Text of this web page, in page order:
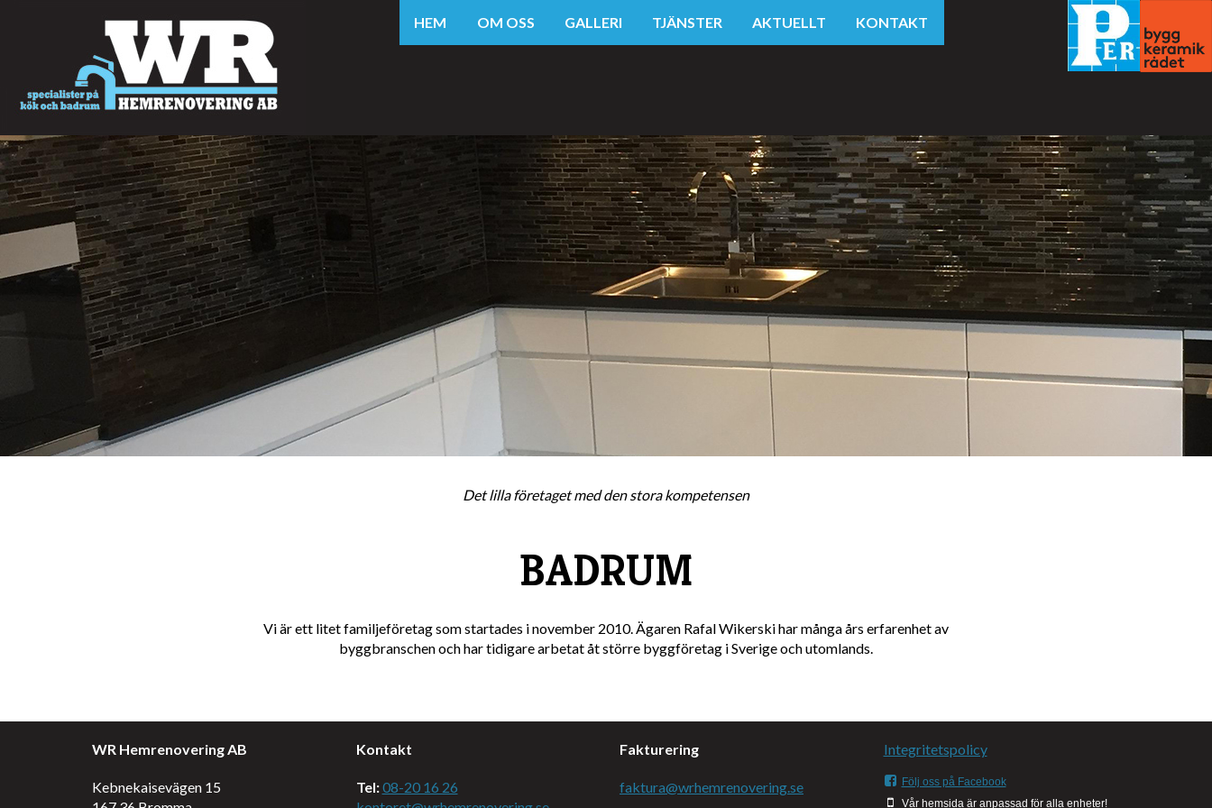
HEM OM OSS GALLERI TJÄNSTER AKTUELLT KONTAKT
Det lilla företaget med den stora kompetensen
BADRUM
Vi är ett litet familjeföretag som startades i november 2010. Ägaren Rafal Wikerski har många års erfarenhet av
byggbranschen och har tidigare arbetat åt större byggföretag i Sverige och utomlands.
WR Hemrenovering AB
Kebnekaisevägen 15
Kontakt
Tel:08-20 16 26
Fakturering
faktura@wrhemrenovering.se
Integritetspolicy
Följ oss på Facebook
Vår hemsida är anpassad för alla enheter!